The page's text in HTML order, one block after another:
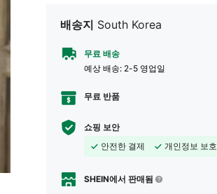
배송지 South Korea
무료 배송
예상 배송: 2-5 영업일
무료 반품
쇼핑 보안
안전한 결제
개인정보 보호
SHEIN에서 판매됨